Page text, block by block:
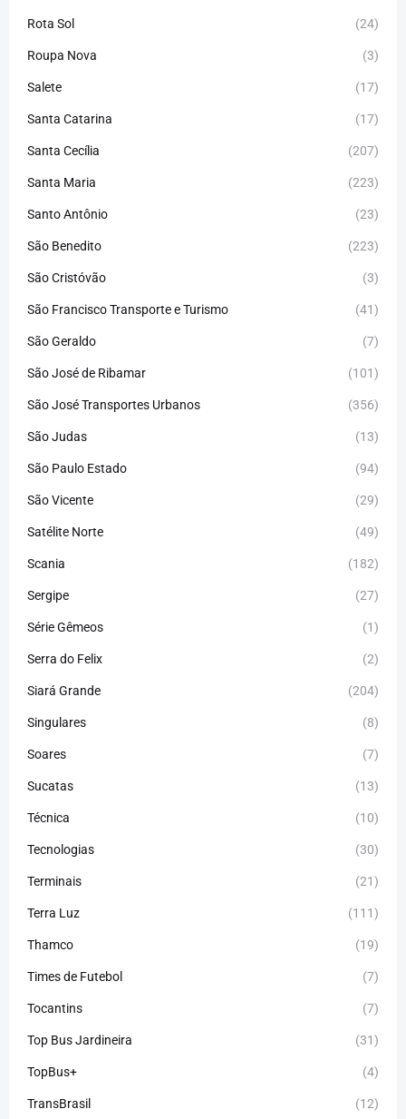
Rota Sol (24)
Roupa Nova (3)
Salete (17)
Santa Catarina (17)
Santa Cecília (207)
Santa Maria (223)
Santo Antônio (23)
São Benedito (223)
São Cristóvão (3)
São Francisco Transporte e Turismo (41)
São Geraldo (7)
São José de Ribamar (101)
São José Transportes Urbanos (356)
São Judas (13)
São Paulo Estado (94)
São Vicente (29)
Satélite Norte (49)
Scania (182)
Sergipe (27)
Série Gêmeos (1)
Serra do Felix (2)
Siará Grande (204)
Singulares (8)
Soares (7)
Sucatas (13)
Técnica (10)
Tecnologias (30)
Terminais (21)
Terra Luz (111)
Thamco (19)
Times de Futebol (7)
Tocantins (7)
Top Bus Jardineira (31)
TopBus+ (4)
TransBrasil (12)